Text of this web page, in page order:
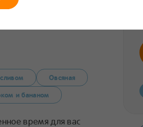
Овсяная
и бананом
время для вас